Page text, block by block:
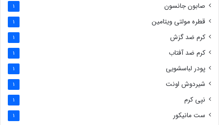
صابون جانسون 1
قطره مولتی ویتامین 1
کرم ضد گزش 1
کرم ضد آفتاب 1
پودر لباسشویی 1
شیردوش اونت 1
نپی کرم 1
ست مانیکور 1